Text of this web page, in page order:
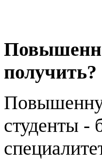
получить?
студенты -